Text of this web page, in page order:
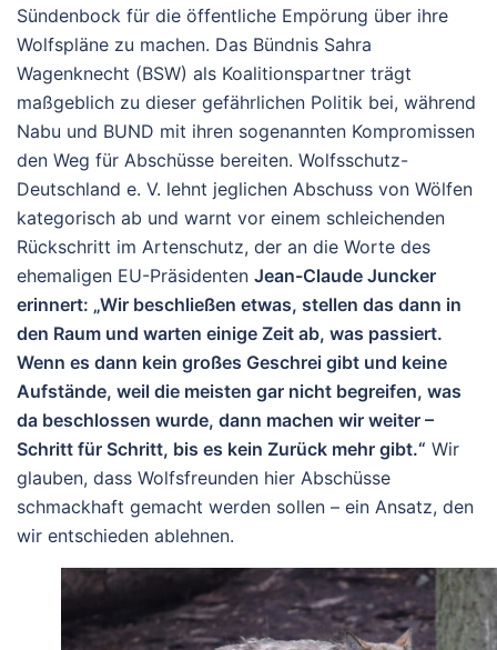
Sündenbock für die öffentliche Empörung über ihre
Wolfspläne zu machen. Das Bündnis Sahra
Wagenknecht (BSW) als Koalitionspartner trägt
maßgeblich zu dieser gefährlichen Politik bei, während
Nabu und BUND mit ihren sogenannten Kompromissen
den Weg für Abschüsse bereiten. Wolfsschutz-
Deutschland e. V. lehnt jeglichen Abschuss von Wölfen
kategorisch ab und warnt vor einem schleichenden
Rückschritt im Artenschutz, der an die Worte des
ehemaligen EU-Präsidenten Jean-Claude Juncker
erinnert: „Wir beschließen etwas, stellen das dann in
den Raum und warten einige Zeit ab, was passiert.
Wenn es dann kein großes Geschrei gibt und keine
Aufstände, weil die meisten gar nicht begreifen, was
da beschlossen wurde, dann machen wir weiter –
Schritt für Schritt, bis es kein Zurück mehr gibt.“ Wir
glauben, dass Wolfsfreunden hier Abschüsse
schmackhaft gemacht werden sollen – ein Ansatz, den
wir entschieden ablehnen.